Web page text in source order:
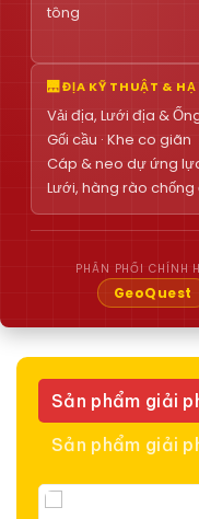
tông
🌉 ĐỊA KỸ THUẬT &
Vải địa, Lưới địa &
Gối cầu · Khe co giãn
Cáp & neo dự ứng
Lưới, hàng rào chống
PHÂN PHỐI CHÍNH
GeoQuest
Sản phẩm giải
Sản phẩm giải